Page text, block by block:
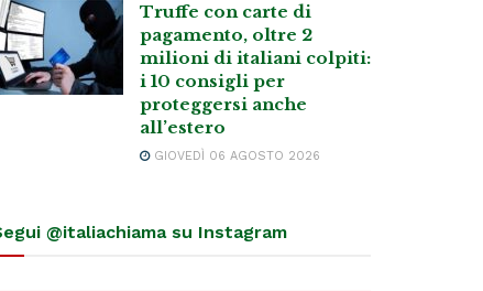
Truffe con carte di
pagamento, oltre 2
milioni di italiani colpiti:
i 10 consigli per
proteggersi anche
all’estero
GIOVEDÌ 06 AGOSTO 2026
@italiachiama su Instagram